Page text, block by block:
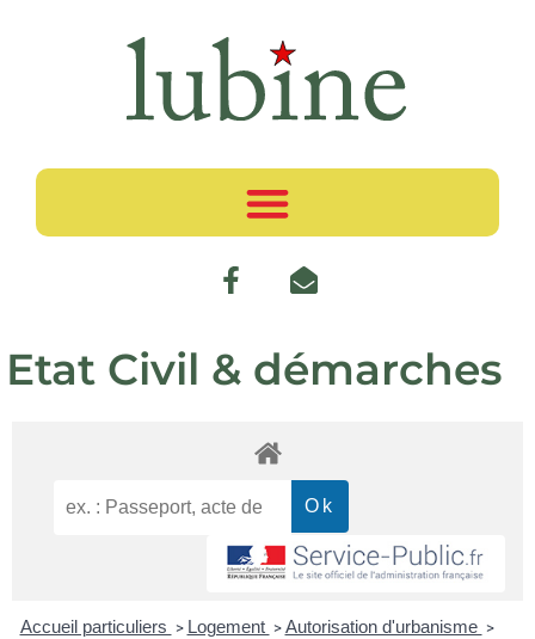
Etat Civil & démarches
Accueil particuliers > Logement > Autorisation d'urbanisme >